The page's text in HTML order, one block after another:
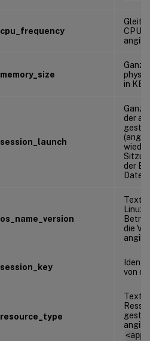
cpu_frequency
CPU-
angibt
memory_size
in KB
session_launch
der
der
os_name_version
Linux-
die
angibt
session_key
von
resource_type